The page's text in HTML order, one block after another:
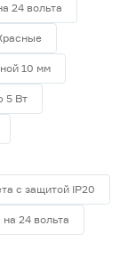
24 вольта
10 мм
5 Вт
с защитой IP20
24 вольта